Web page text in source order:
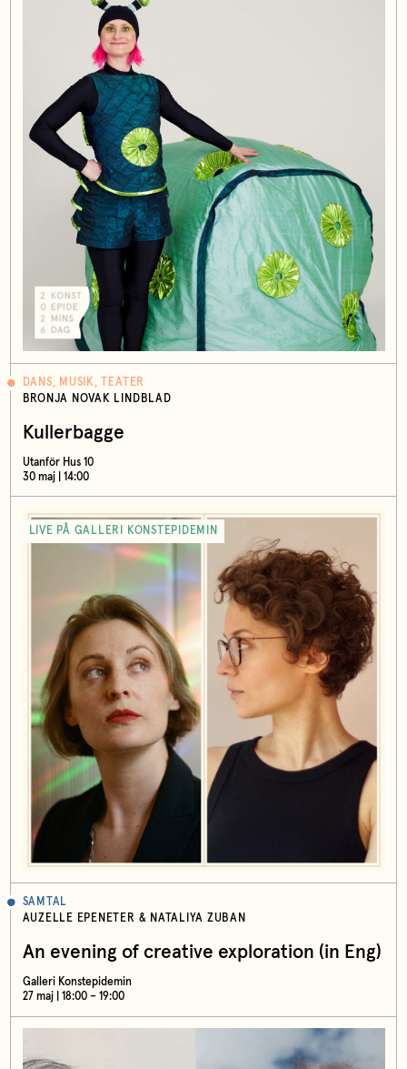
DANS, MUSIK, TEATER
BRONJA NOVAK LINDBLAD
Kullerbagge
Utanför Hus 10
30 maj | 14:00
LIVE PÅ GALLERI KONSTEPIDEMIN
SAMTAL
AUZELLE EPENETER & NATALIYA ZUBAN
An evening of creative exploration (in Eng)
Galleri Konstepidemin
27 maj | 18:00 – 19:00